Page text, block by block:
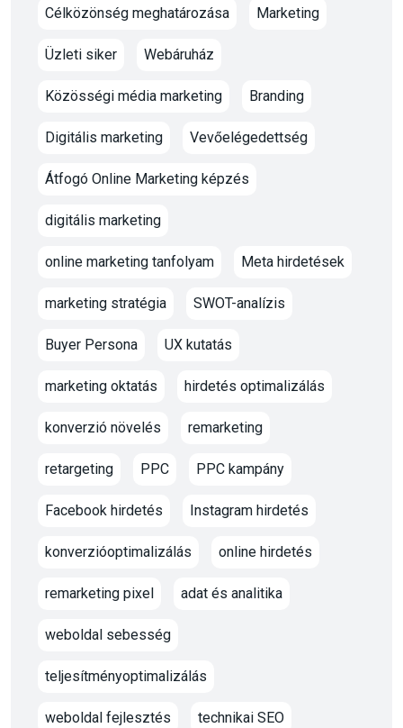
Célközönség meghatározása Marketing
Üzleti siker Webáruház
Közösségi média marketing Branding
Digitális marketing Vevőelégedettség
Átfogó Online Marketing képzés
digitális marketing
online marketing tanfolyam Meta hirdetések
marketing stratégia SWOT-analízis
Buyer Persona UX kutatás
marketing oktatás hirdetés optimalizálás
konverzió növelés remarketing
retargeting PPC PPC kampány
Facebook hirdetés Instagram hirdetés
konverzióoptimalizálás online hirdetés
remarketing pixel adat és analitika
weboldal sebesség
teljesítményoptimalizálás
weboldal fejlesztés technikai SEO